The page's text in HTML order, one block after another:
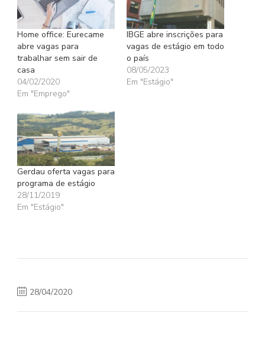
Home office: Eurecame
abre vagas para
trabalhar sem sair de
casa
04/02/2020
Em "Emprego"
IBGE abre inscrições para
vagas de estágio em todo
o país
08/05/2023
Em "Estágio"
Gerdau oferta vagas para
programa de estágio
28/11/2019
Em "Estágio"
28/04/2020